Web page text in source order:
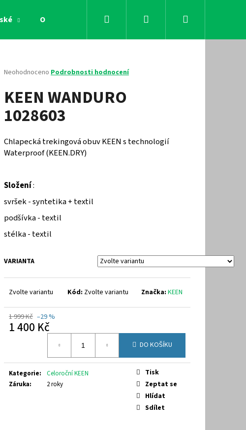
Obchodní podmínky KontaktyPřihlášení
Průměrné
produktu
je
0,0
z
hvězdiček.
Neohodnoceno Podrobnosti hodnocení
KEEN WANDURO
1028603
Chlapecká trekingová obuv KEEN s technologií
Waterproof (KEEN.DRY)
Složení:
svršek - syntetika + textil
podšívka - textil
stélka - textil
VARIANTA
Zvolte variantu Kód: Zvolte variantu Značka: KEEN
1 999 Kč –29 %
1 400 Kč
DO KOŠÍKU
Kategorie:
Celoroční KEEN
Záruka: 2 roky
Tisk
Zeptat se
Hlídat
Sdílet
440